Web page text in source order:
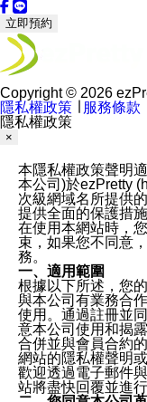
立即預約
Copyright © 2026
隱私權政策
服務條款
隱私權政策
×
本隱私權政策聲明
本公司)於ezPretty
次級網域名所提供
提供全面的保護措
在使用本網站時，
束，如果您不同意
務。
一、適用範圍
根據以下所述，您
與本公司有業務合
使用。通過註冊並
意本公司使用和揭
合併並與會員合約
網站的隱私權聲明
歡迎透過電子郵件
站將盡快回覆並進行